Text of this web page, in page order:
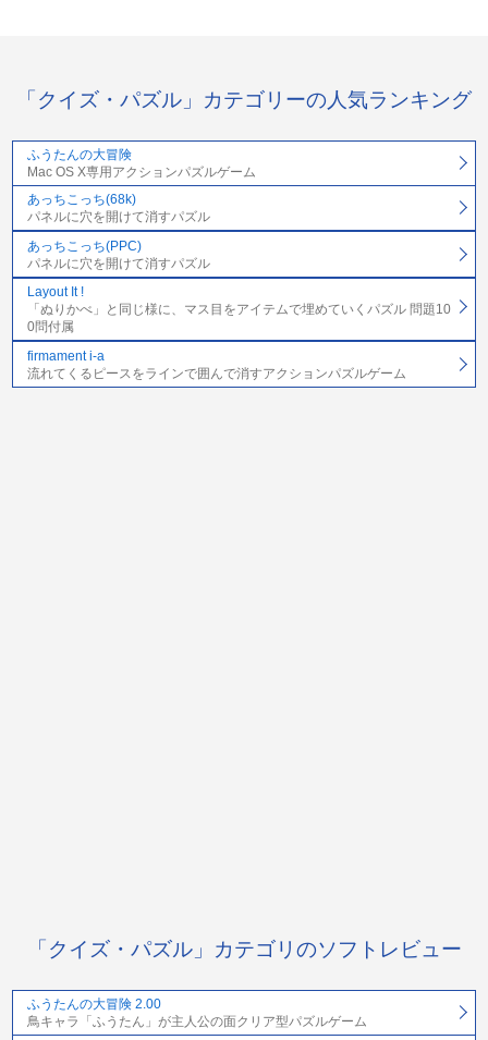
「クイズ・パズル」カテゴリーの人気ランキング
ふうたんの大冒険
Mac OS X専用アクションパズルゲーム
あっちこっち(68k)
パネルに穴を開けて消すパズル
あっちこっち(PPC)
パネルに穴を開けて消すパズル
Layout It !
「ぬりかべ」と同じ様に、マス目をアイテムで埋めていくパズル 問題10
0問付属
firmament i-a
流れてくるピースをラインで囲んで消すアクションパズルゲーム
「クイズ・パズル」カテゴリのソフトレビュー
ふうたんの大冒険 2.00
鳥キャラ「ふうたん」が主人公の面クリア型パズルゲーム